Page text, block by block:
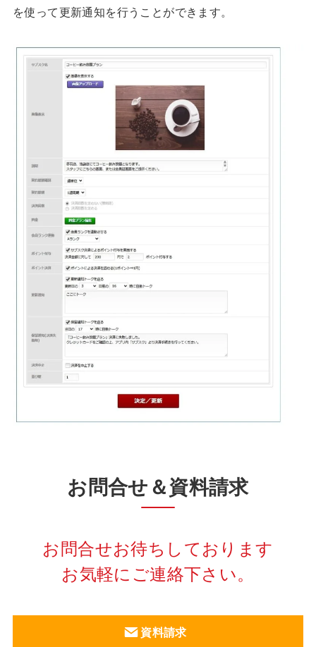
を使って更新通知を行うことができます。
お問合せ＆資料請求
お問合せお待ちしております
お気軽にご連絡下さい。
資料請求